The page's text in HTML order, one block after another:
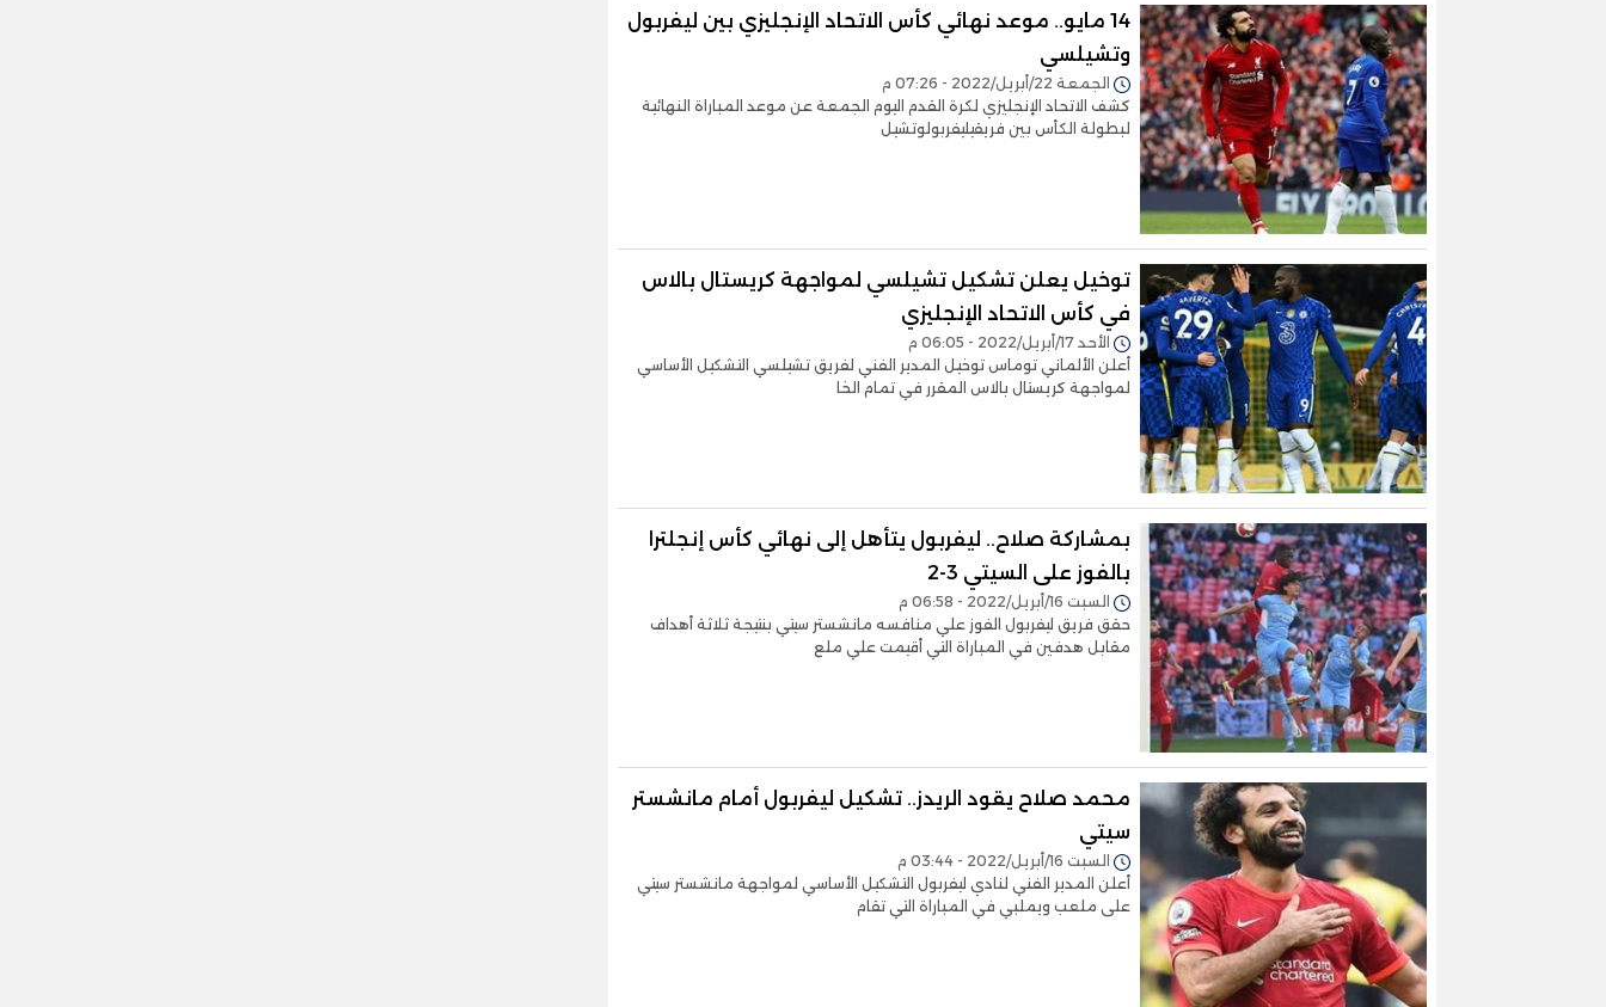
14 مايو.. موعد نهائي كأس الاتحاد الإنجليزي بين ليفربول
وتشيلسي
الجمعة 22/أبريل/2022 - 07:26 م
كشف الاتحاد الإنجليزي لكرة القدم اليوم الجمعة عن موعد المباراة النهائية
لبطولة الكأس بين فريقيليفربولوتشيل
توخيل يعلن تشكيل تشيلسي لمواجهة كريستال بالاس
في كأس الاتحاد الإنجليزي
الأحد 17/أبريل/2022 - 06:05 م
أعلن الألماني توماس توخيل المدير الفني لفريق تشيلسي التشكيل الأساسي
لمواجهة كريستال بالاس المقرر في تمام الخا
بمشاركة صلاح.. ليفربول يتأهل إلى نهائي كأس إنجلترا
بالفوز على السيتي 3-2
السبت 16/أبريل/2022 - 06:58 م
حقق فريق ليفربول الفوز علي منافسه مانشستر سيتي بنتيجة ثلاثة أهداف
مقابل هدفين في المباراة التي أقيمت علي ملع
محمد صلاح يقود الريدز.. تشكيل ليفربول أمام مانشستر
سيتي
السبت 16/أبريل/2022 - 03:44 م
أعلن المدير الفني لنادي ليفربول التشكيل الأساسي لمواجهة مانشستر سيتي
على ملعب ويملبي في المباراة التي تقام